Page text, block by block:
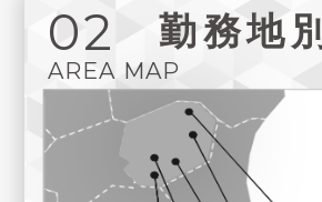
02
AREA MAP
勤務地別